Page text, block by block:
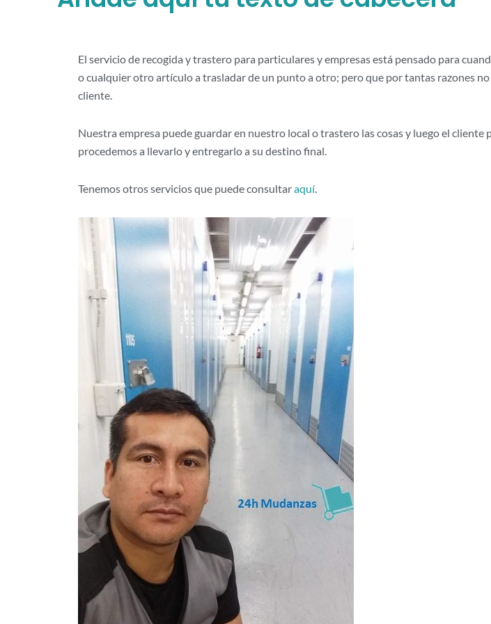
El servicio de recogida y trastero para particulares y empresas está pensado para
o cualquier otro artículo a trasladar de un punto a otro; pero que por tantas razones
cliente.
Nuestra empresa puede guardar en nuestro local o trastero las cosas y luego el
procedemos a llevarlo y entregarlo a su destino final.
Tenemos otros servicios que puede consultaraquí